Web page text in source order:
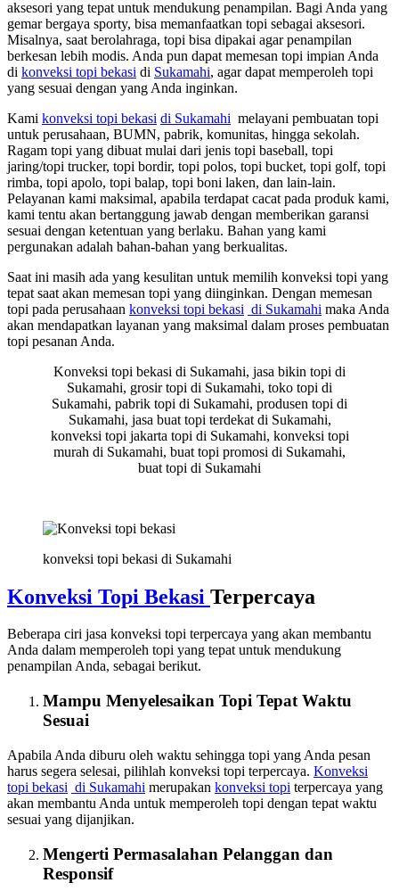
aksesori yang tepat untuk mendukung penampilan. Bagi Anda yang
gemar bergaya sporty, bisa memanfaatkan topi sebagai aksesori.
Misalnya, saat berolahraga, topi bisa dipakai agar penampilan
berkesan lebih modis. Anda pun dapat memesan topi impian Anda
di konveksi topi bekasi di Sukamahi, agar dapat memperoleh topi
yang sesuai dengan yang Anda inginkan.
Kami konveksi topi bekasi di Sukamahi melayani pembuatan topi
untuk perusahaan, BUMN, pabrik, komunitas, hingga sekolah.
Ragam topi yang dibuat mulai dari jenis topi baseball, topi
jaring/topi trucker, topi bordir, topi polos, topi bucket, topi golf, topi
rimba, topi apolo, topi balap, topi boni laken, dan lain-lain.
Pelayanan kami maksimal, apabila terdapat cacat pada produk kami,
kami tentu akan bertanggung jawab dengan memberikan garansi
sesuai dengan ketentuan yang berlaku. Bahan yang kami
pergunakan adalah bahan-bahan yang berkualitas.
Saat ini masih ada yang kesulitan untuk memilih konveksi topi yang
tepat saat akan memesan topi yang diinginkan. Dengan memesan
topi pada perusahaan konveksi topi bekasi di Sukamahi maka Anda
akan mendapatkan layanan yang maksimal dalam proses pembuatan
topi pesanan Anda.
Konveksi topi bekasi di Sukamahi, jasa bikin topi di
Sukamahi, grosir topi di Sukamahi, toko topi di
Sukamahi, pabrik topi di Sukamahi, produsen topi di
Sukamahi, jasa buat topi terdekat di Sukamahi,
konveksi topi jakarta topi di Sukamahi, konveksi topi
murah di Sukamahi, buat topi promosi di Sukamahi,
buat topi di Sukamahi
konveksi topi bekasi di Sukamahi
Konveksi Topi Bekasi Terpercaya
Beberapa ciri jasa konveksi topi terpercaya yang akan membantu
Anda dalam memperoleh topi yang tepat untuk mendukung
penampilan Anda, sebagai berikut.
Mampu Menyelesaikan Topi Tepat Waktu
Sesuai
Apabila Anda diburu oleh waktu sehingga topi yang Anda pesan
harus segera selesai, pilihlah konveksi topi terpercaya. Konveksi
topi bekasi di Sukamahi merupakan konveksi topi terpercaya yang
akan membantu Anda untuk memperoleh topi dengan tepat waktu
sesuai yang dijanjikan.
Mengerti Permasalahan Pelanggan dan
Responsif